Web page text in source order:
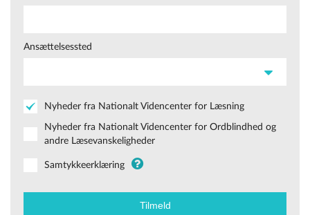
Ansættelsessted
Nyheder fra Nationalt Videncenter for Læsning
Nyheder fra Nationalt Videncenter for Ordblindhed og
andre Læsevanskeligheder
Samtykkeerklæring